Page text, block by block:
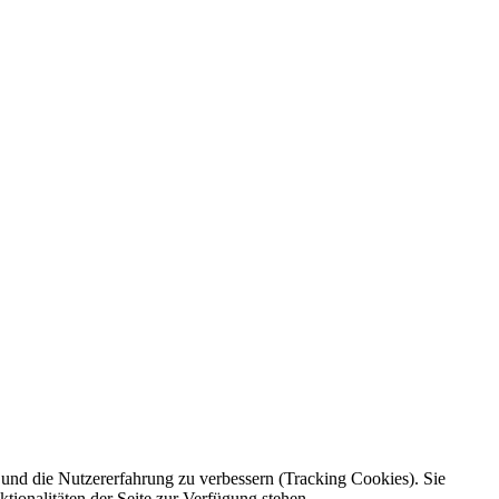
die Nutzererfahrung zu verbessern (Tracking Cookies). Sie